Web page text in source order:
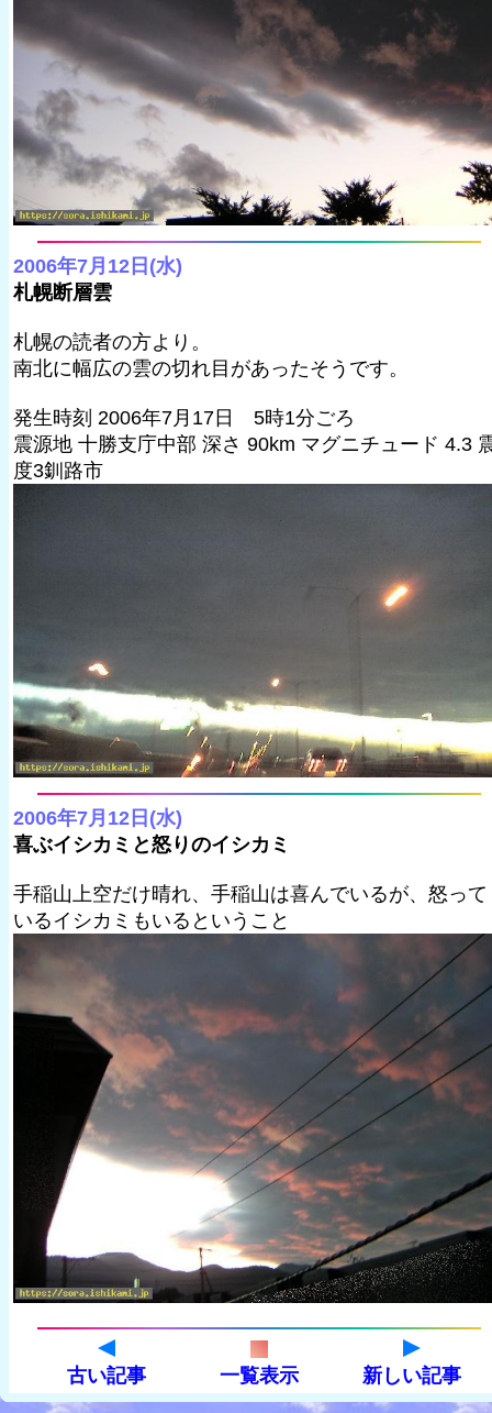
2006年7月12日(水)
札幌断層雲
札幌の読者の方より。
南北に幅広の雲の切れ目があったそうです。
発生時刻 2006年7月17日 5時1分ごろ
震源地 十勝支庁中部 深さ 90km マグニチュード 4.3
度3釧路市
2006年7月12日(水)
喜ぶイシカミと怒りのイシカミ
手稲山上空だけ晴れ、手稲山は喜んでいるが、怒って
いるイシカミもいるということ
古い記事 一覧表示 新しい記事